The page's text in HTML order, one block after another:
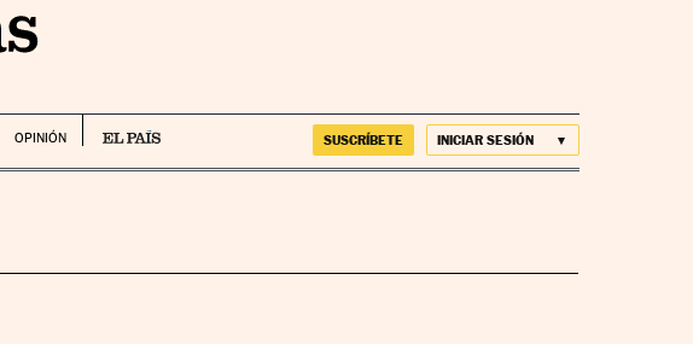
OPINIÓN SUSCRÍBETE INICIAR SESIÓN